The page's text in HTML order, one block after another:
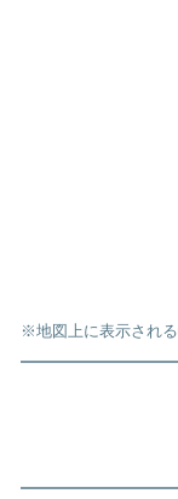
※地図上に表示され